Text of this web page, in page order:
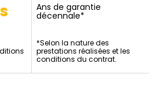
Ans de garantie
décennale*
*Selon la nature des
prestations réalisées et les
conditions du contrat.